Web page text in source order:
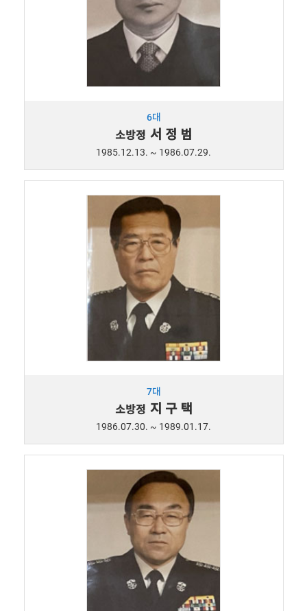
6대
소방정 서 정 범
1985.12.13. ~ 1986.07.29.
7대
소방정 지 구 택
1986.07.30. ~ 1989.01.17.